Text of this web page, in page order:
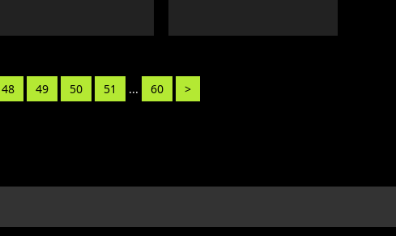
48 49 50 51 ... 60 >